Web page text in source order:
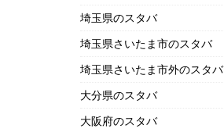
埼玉県のスタバ
埼玉県さいたま市のスタバ
埼玉県さいたま市外のスタバ
大分県のスタバ
大阪府のスタバ